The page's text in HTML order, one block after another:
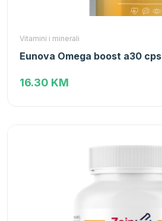
Vitamini i minerali
Eunova Omega boost a30 cps
16.30 KM